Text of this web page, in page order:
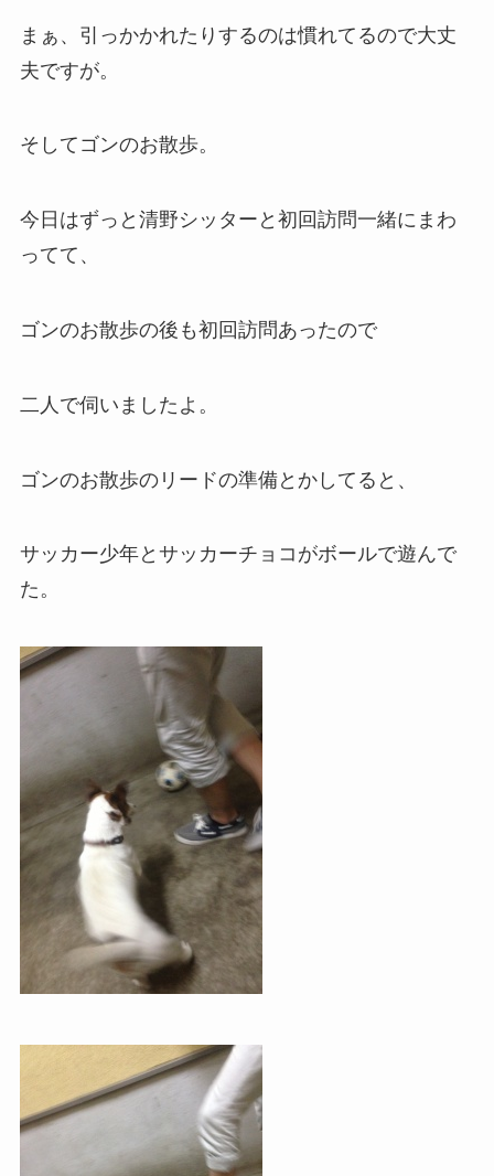
まぁ、引っかかれたりするのは慣れてるので大丈
夫ですが。
そしてゴンのお散歩。
今日はずっと清野シッターと初回訪問一緒にまわ
ってて、
ゴンのお散歩の後も初回訪問あったので
二人で伺いましたよ。
ゴンのお散歩のリードの準備とかしてると、
サッカー少年とサッカーチョコがボールで遊んで
た。